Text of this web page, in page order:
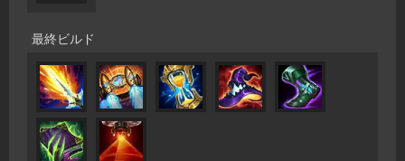
最終ビルド